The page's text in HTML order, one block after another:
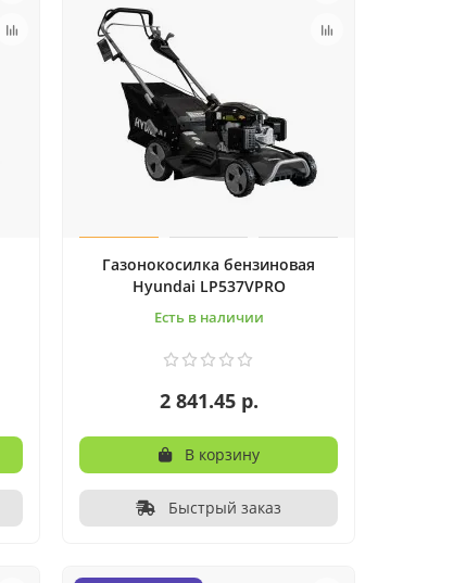
Газонокосилка бензиновая
Hyundai LP537VPRO
Есть в наличии
2 841.45 р.
В корзину
Быстрый заказ